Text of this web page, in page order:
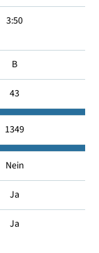
3:50
B
43
1349
Nein
Ja
Ja